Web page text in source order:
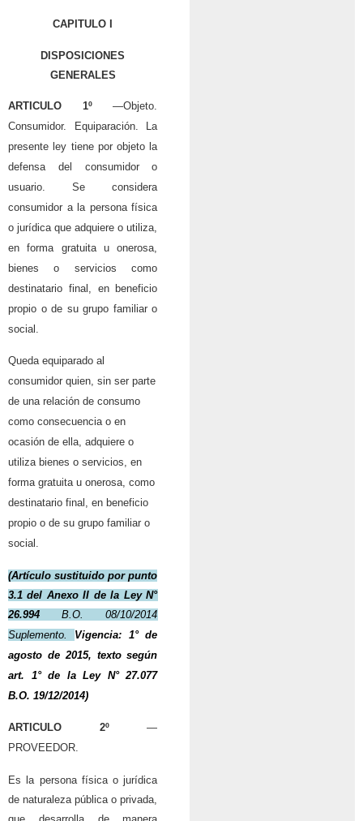
CAPITULO I
DISPOSICIONES
GENERALES
ARTICULO 1º—Objeto.
Consumidor. Equiparación. La
presente ley tiene por objeto la
defensa del consumidor o
usuario. Se considera
consumidor a la persona física
o jurídica que adquiere o utiliza,
en forma gratuita u onerosa,
bienes o servicios como
destinatario final, en beneficio
propio o de su grupo familiar o
social.
Queda equiparado al
consumidor quien, sin ser parte
de una relación de consumo
como consecuencia o en
ocasión de ella, adquiere o
utiliza bienes o servicios, en
forma gratuita u onerosa, como
destinatario final, en beneficio
propio o de su grupo familiar o
social.
(Artículo sustituido por punto
3.1 del Anexo II de la Ley N°
26.994
B.O. 08/10/2014
Suplemento. Vigencia: 1° de
agosto de 2015, texto según
art. 1° de laLey N° 27.077
B.O. 19/12/2014)
ARTICULO 2º—
PROVEEDOR.
Es la persona física o jurídica
de naturaleza pública o privada,